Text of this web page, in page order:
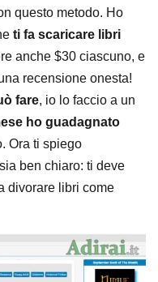
questo metodo. Ho
ti fa scaricare libri
anche $30 ciascuno, e
recensione onesta!
fare, io lo faccio a un
ho guadagnato
Ora ti spiego
ben chiaro: ti deve
divorare libri come